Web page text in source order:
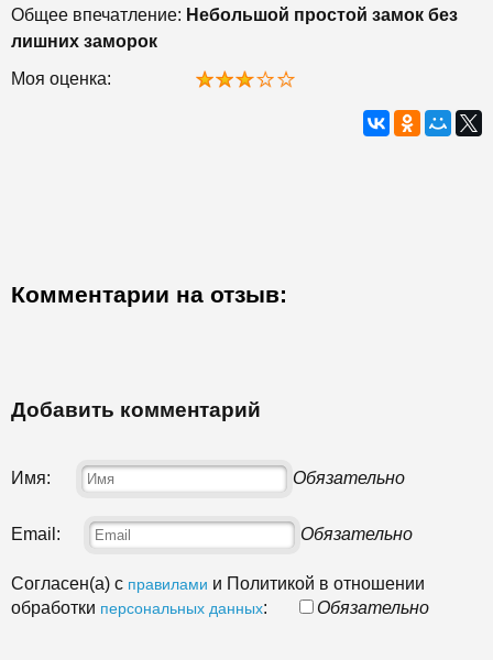
Общее впечатление: Небольшой простой замок без
лишних заморок
Моя оценка:
Комментарии на отзыв:
Добавить комментарий
Имя: Обязательно
Email: Обязательно
Согласен(а) с правилами и Политикой в отношении
обработки персональных данных: Обязательно